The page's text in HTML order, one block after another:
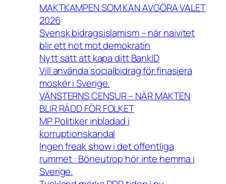
MAKTKAMPEN SOM KAN AVGÖRA VALET
2026
Svensk bidragsislamism – när naivitet
blir ett hot mot demokratin
Nytt sätt att kapa ditt BankID
Vill använda socialbidrag för finasiera
moskér i Sverige.
VÄNSTERNS CENSUR – NÄR MAKTEN
BLIR RÄDD FÖR FOLKET
MP Politiker inbladad i
korruptionskandal
Ingen freak show i det offentliga
rummet : Böneutrop hör inte hemma i
Sverige.